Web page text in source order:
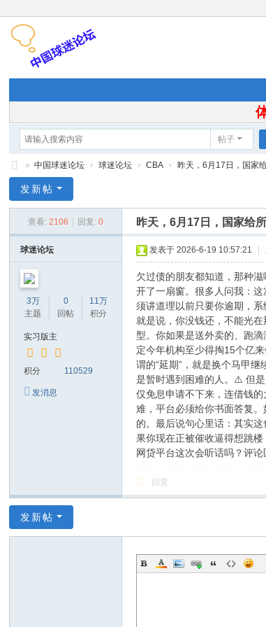
帖子
国
迷
论
坛
» 中国球迷论坛 › 球迷论坛 › CBA › 昨天，6月17日，国家
发新帖
查看: 2106 回复: 0 昨天，6月17日，国家给
球迷论坛
3万
主题
0
回帖
11万
积分
实习版主
积分 110529
发消息
发表于 2026-6-19 10:57:21
欠过债的朋友都知道，那种
开了一扇窗。很多人问我：
须讲道理以前只要你逾期，
就是说，你没钱还，不能光
型。你如果是送外卖的、跑
定今年机构至少得掏15个亿
谓的“延期”，就是换个马甲
是暂时遇到困难的人。⚠️ 但
仅免息申请不下来，连借钱
难，平台必须给你书面答复
的。最后说句心里话：其实
果你现在正被催收逼得想跳
网贷平台这次会听话吗？评
回复
发新帖